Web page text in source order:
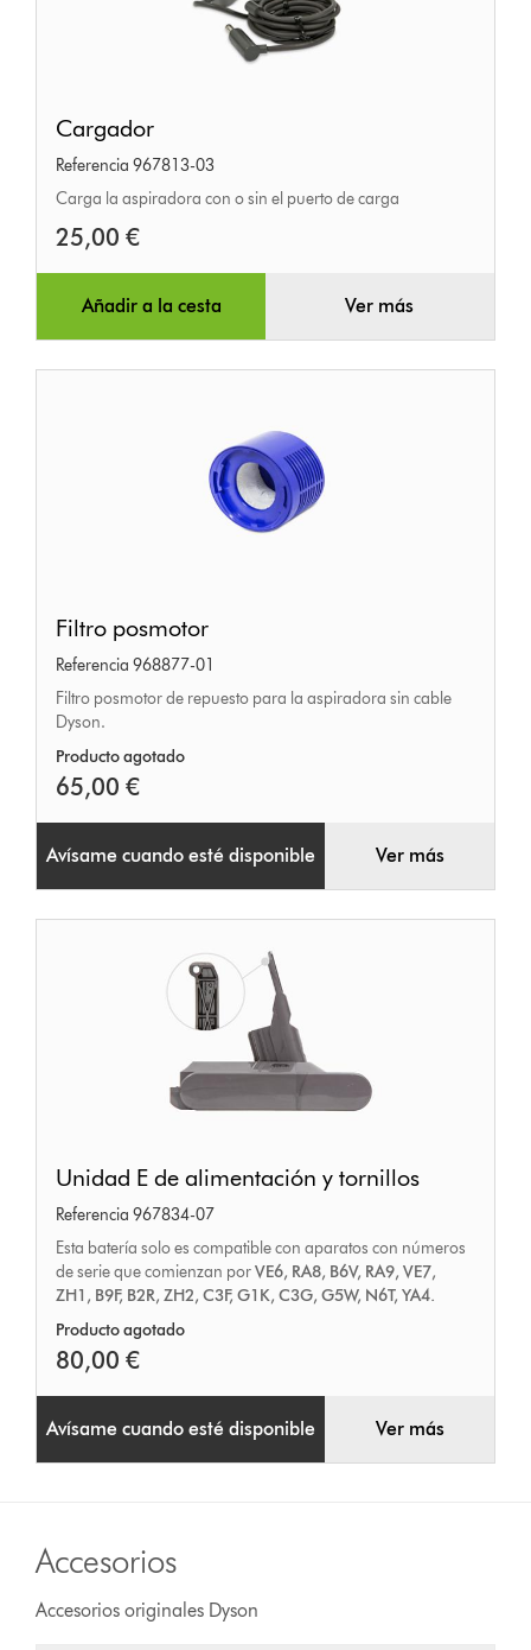
Cargador
Referencia 967813-03
Carga la aspiradora con o sin el puerto de carga
25,00 €
Añadir a la cesta Ver más
posmotor
Filtro posmotor
Referencia 968877-01
Filtro posmotor de repuesto para la aspiradora sin cable
Dyson.
Producto agotado
65,00 €
Avísame cuando esté disponible Ver más
E
de
alimentación
y
tornillos
Unidad E de alimentación y tornillos
Referencia 967834-07
Esta batería solo es compatible con aparatos con números
de serie que comienzan porVE6, RA8, B6V, RA9, VE7,
ZH1, B9F, B2R, ZH2, C3F, G1K, C3G, G5W, N6T, YA4.
Producto agotado
80,00 €
Avísame cuando esté disponible Ver más
Accesorios
Accesorios originales Dyson